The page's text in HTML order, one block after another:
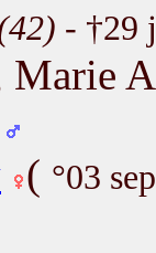
- †29
Marie
( °03